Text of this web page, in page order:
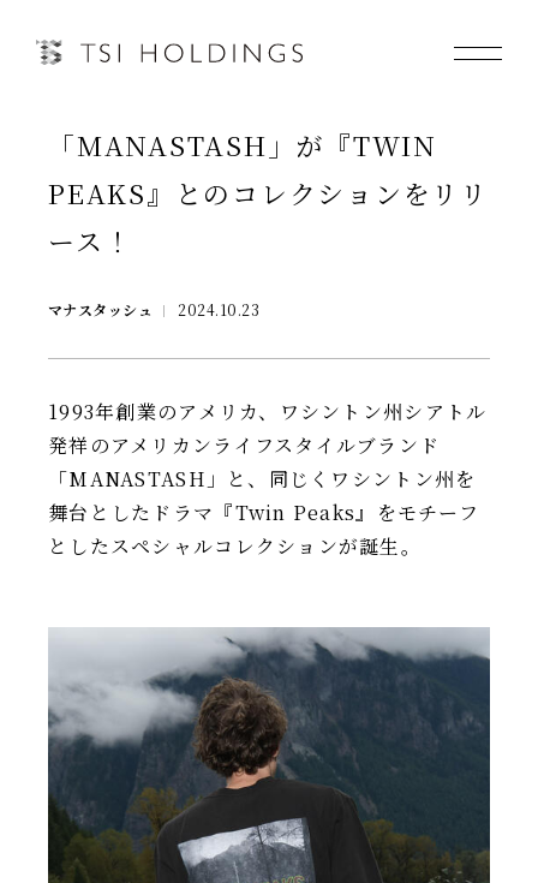
Information
Brand
Brand News
Our Purpose
Sustainability
会社情報
TSIトピックス
Foreign Investor
採用情報
お問い合わせ
「MANASTASH」が『TWIN
PEAKS』とのコレクションをリリ
ース！
マナスタッシュ 2024.10.23
1993年創業のアメリカ、ワシントン州シアトル
発祥のアメリカンライフスタイルブランド
「MANASTASH」と、同じくワシントン州を
舞台としたドラマ『Twin Peaks』をモチーフ
としたスペシャルコレクションが誕生。